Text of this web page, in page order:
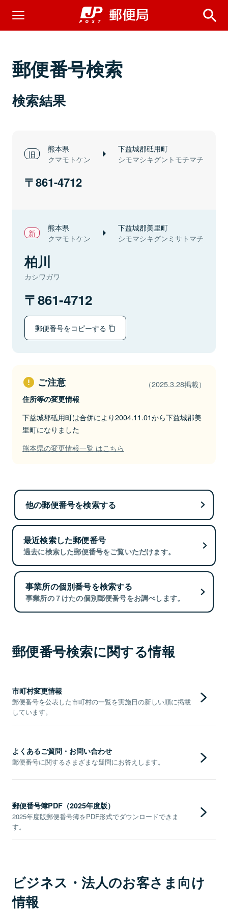
郵便番号検索
検索結果
熊本県
クマモトケン
下益城郡砥用町
シモマシキグントモチマチ
861-4712
熊本県
クマモトケン
下益城郡美里町
シモマシキグンミサトマチ
柏川
カシワガワ
861-4712
郵便番号をコピーする
ご注意 （2025.3.28掲載）
住所等の変更情報
下益城郡砥用町は合併により2004.11.01から下益城郡美
里町になりました
熊本県の変更情報一覧 はこちら
他の郵便番号を検索する
最近検索した郵便番号
過去に検索した郵便番号をご覧いただけます。
事業所の個別番号を検索する
事業所の７けたの個別郵便番号をお調べします。
郵便番号検索に関する情報
市町村変更情報
郵便番号を公表した市町村の一覧を実施日の新しい順に掲載
しています。
よくあるご質問・お問い合わせ
郵便番号に関するさまざまな疑問にお答えします。
郵便番号簿PDF（2025年度版）
2025年度版郵便番号簿をPDF形式でダウンロードできま
す。
ビジネス・法人のお客さま向け
情報